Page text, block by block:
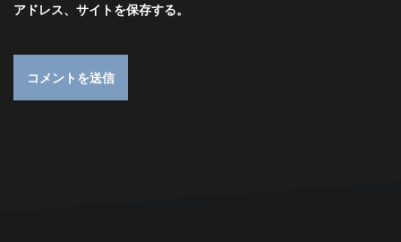
アドレス、サイトを保存する。